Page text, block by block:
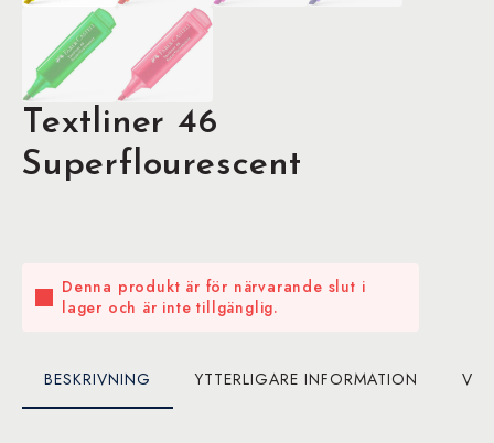
Textliner 46
Superflourescent
Denna produkt är för närvarande slut i
lager och är inte tillgänglig.
BESKRIVNING YTTERLIGARE INFORMATION